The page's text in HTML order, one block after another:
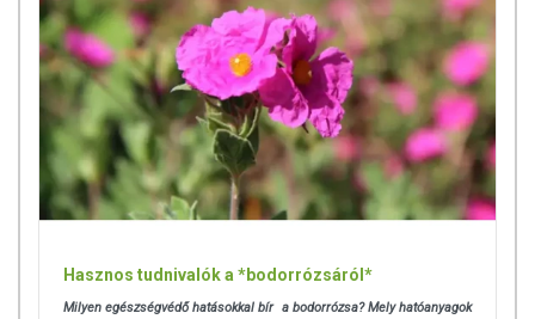
Hasznos tudnivalók a *bodorrózsáról*
Milyen egészségvédő hatásokkal bír a bodorrózsa? Mely hatóanyagok